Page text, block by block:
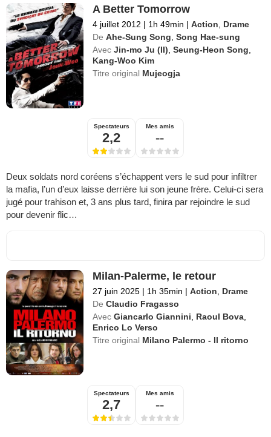
A Better Tomorrow
4 juillet 2012 | 1h 49min | Action
Drame
De Ahe-Sung Song ,Song Hae-sung
Avec Jin-mo Ju (II) ,Seung-Heon Song
Kang-Woo Kim
Titre original Mujeogja
Spectateurs
2,2
Mes amis
--
Deux soldats nord coréens s’échappent vers le sud pour infiltrer
la mafia, l’un d’eux laisse derrière lui son jeune frère. Celui-ci sera
jugé pour trahison et, 3 ans plus tard, finira par rejoindre le sud
pour devenir flic…
Milan-Palerme, le retour
27 juin 2025 | 1h 35min | Action
Drame
De Claudio Fragasso
Avec Giancarlo Giannini Raoul Bova
Enrico Lo Verso
Titre original Milano Palermo - Il ritorno
Spectateurs
2,7
Mes amis
--